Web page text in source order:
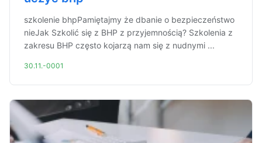
szkolenie bhpPamiętajmy że dbanie o bezpieczeństwo
nieJak Szkolić się z BHP z przyjemnością? Szkolenia z
zakresu BHP często kojarzą nam się z nudnymi ...
30.11.-0001